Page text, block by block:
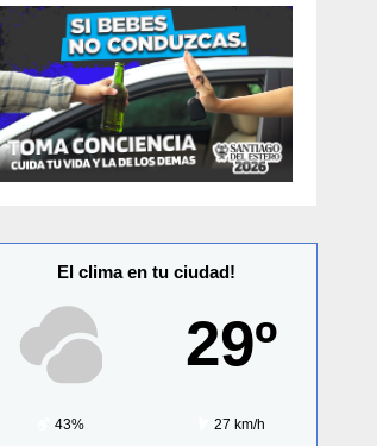
El clima en tu ciudad!
29º
43% 27 km/h